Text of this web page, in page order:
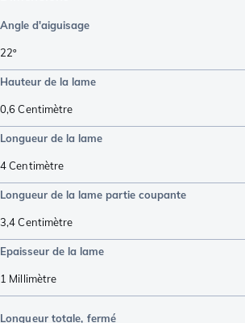
Angle d'aiguisage
22º
Hauteur de la lame
0,6Centimètre
Longueur de la lame
4Centimètre
Longueur de la lame partie coupante
3,4Centimètre
Epaisseur de la lame
1 Millimètre
Longueur totale, fermé